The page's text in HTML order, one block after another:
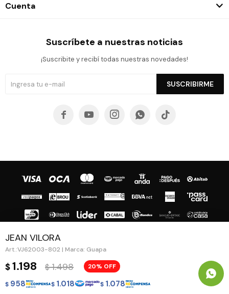
JEAN VILORA
VJ62003-802 | Marca: Guapa
$1.198 $ 1.498 20
$ 958 $ 1.018 $ 1.078
Cuenta
Suscríbete a nuestras noticias
¡Suscribite y recibí todas nuestras novedades!
SUSCRIBIRME
    